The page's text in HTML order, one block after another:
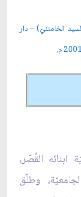
الخامنئيّ) – دار
القُصّر،
وطلّق